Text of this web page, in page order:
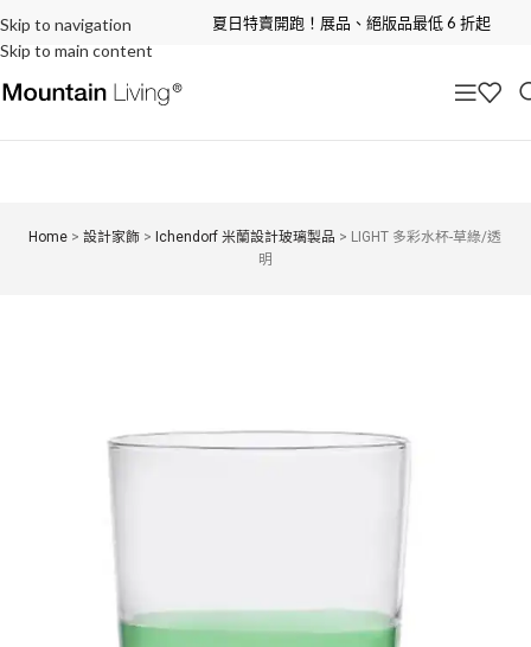
Skip to navigation
Skip to main content
夏日特賣開跑！展品、絕版品最低 6 折起
Home >設計家飾 > Ichendorf 米蘭設計玻璃製品 > LIGHT 多彩水杯-草綠/透
明